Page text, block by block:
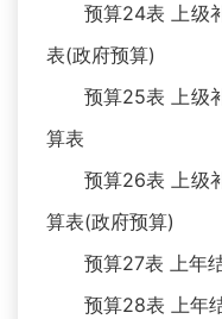
预算24表 上级
表(政府预算)
预算25表 上级
算表
预算26表 上级
算表(政府预算)
预算27表 上年
预算28表 上年